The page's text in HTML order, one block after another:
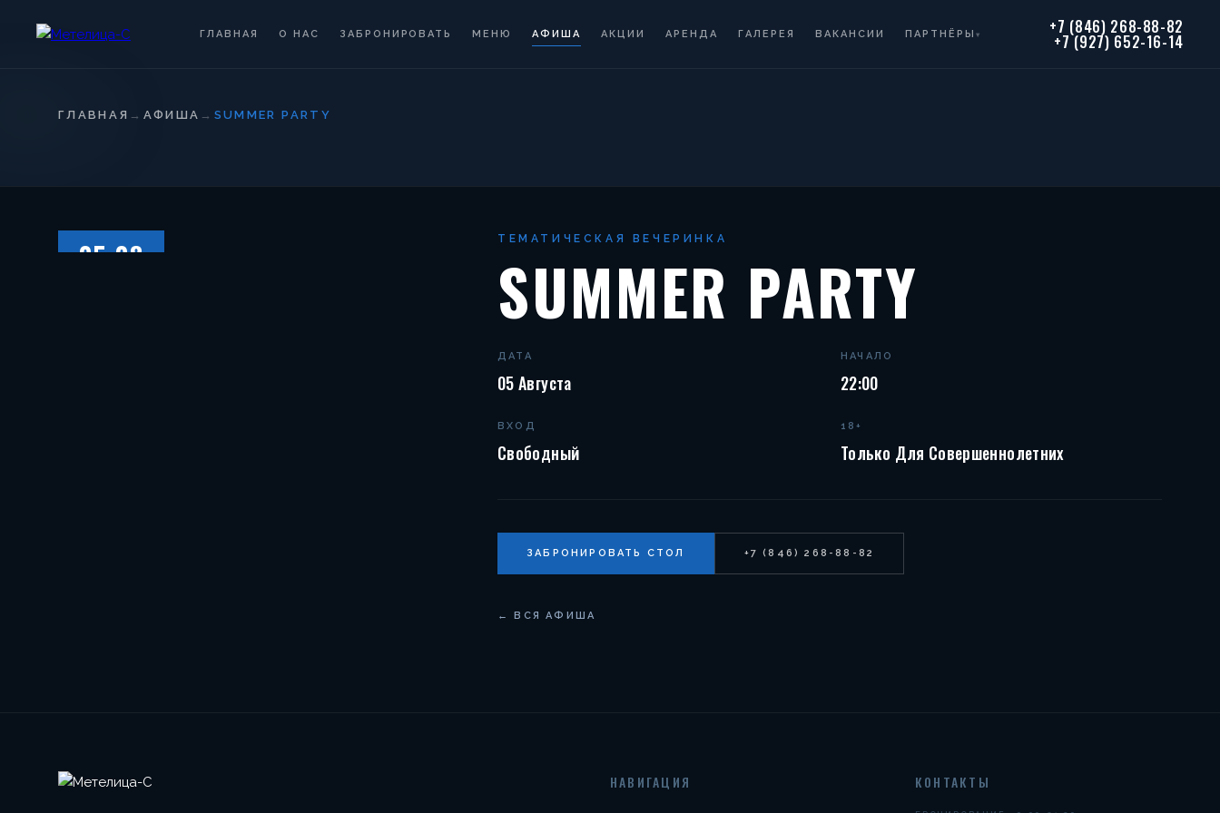
ГЛАВНАЯ О НАС ЗАБРОНИРОВАТЬ МЕНЮ АФИША АКЦИИ АРЕНДА ГАЛЕРЕЯ ВАКАНСИИ ПАРТНЁРЫ ▾ +7 (846) 268-88-82
+7 (927) 652-16-14
ГЛАВНАЯ → АФИША → SUMMER PARTY
05.08 ТЕМАТИЧЕСКАЯ ВЕЧЕРИНКА
SUMMER PARTY
ДАТА
05 Августа
НАЧАЛО
22:00
ВХОД
Свободный
18+
Только Для Совершеннолетних
ЗАБРОНИРОВАТЬ СТОЛ +7 (846) 268-88-82
← ВСЯ АФИША
НАВИГАЦИЯ КОНТАКТЫ